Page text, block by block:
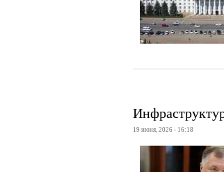
19 июня, 2026 - 16:18